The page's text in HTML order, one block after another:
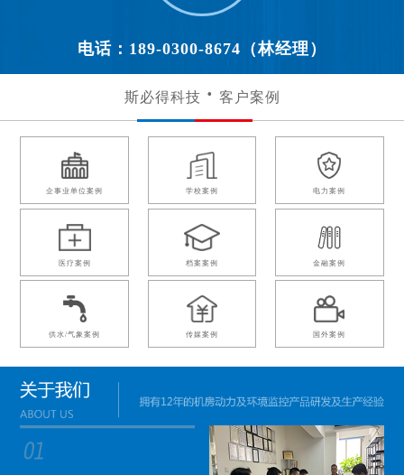
电话：189-0300-8674（林经理）
斯必得科技 客户案例
企事业单位案例 学校案例 电力案例
医疗案例 档案案例 金融案例
供水/气象案例 传媒案例 国外案例